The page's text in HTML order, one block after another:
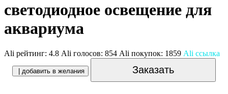
светодиодное освещение для
аквариума
Ali рейтинг: 4.8 Ali голосов: 854 Ali покупок: 1859 Ali ссылка
| добавить в желания Заказать